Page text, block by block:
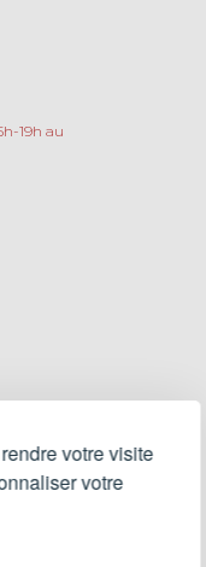
votre visite
votre
19h au